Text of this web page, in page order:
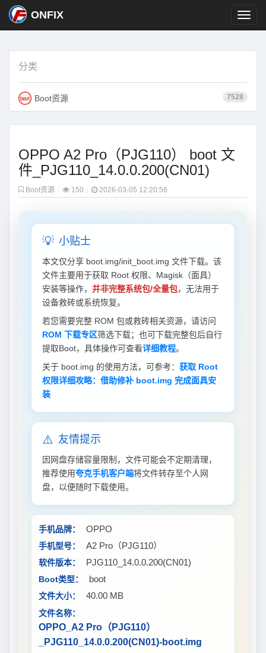
ONFIX
分类
7528
Boot资源
OPPO A2 Pro（PJG110） boot 文
件_PJG110_14.0.0.200(CN01)
Boot资源 150 2026-03-05 12:20:56
💡 小贴士
本文仅分享 boot.img/init_boot.img 文件下载。该
文件主要用于获取 Root 权限、Magisk（面具）
安装等操作， 并非完整系统包/全量包，无法用于
设备救砖或系统恢复。
若您需要完整 ROM 包或救砖相关资源，请访问
ROM 下载专区筛选下载；也可下载完整包后自行
提取Boot，具体操作可查看详细教程。
关于 boot.img 的使用方法，可参考： 获取 Root
权限详细攻略：借助修补 boot.img 完成面具安
装
⚠️ 友情提示
因网盘存储容量限制，文件可能会不定期清理，
推荐使用夸克手机客户端将文件转存至个人网
盘，以便随时下载使用。
手机品牌： OPPO
手机型号： A2 Pro（PJG110）
软件版本： PJG110_14.0.0.200(CN01)
Boot类型： boot
文件大小： 40.00 MB
文件名称：
OPPO_A2 Pro（PJG110）
_PJG110_14.0.0.200(CN01)-boot.img